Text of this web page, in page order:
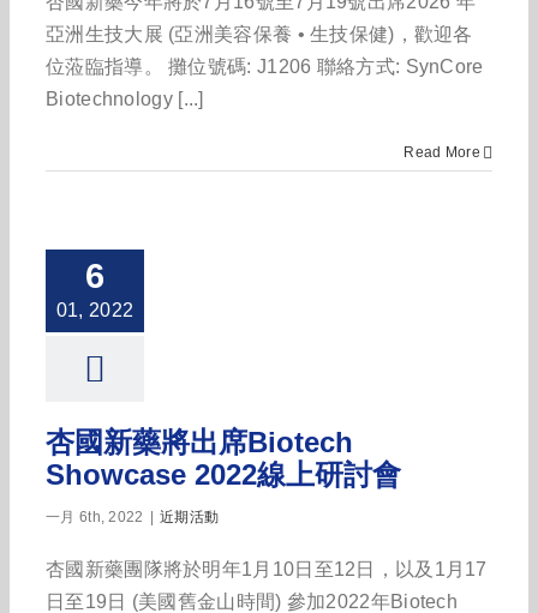
亞洲生技大展 (亞洲美容保養 • 生技保健)，歡迎各
位蒞臨指導。 攤位號碼: J1206 聯絡方式: SynCore
Biotechnology [...]
Read More
6
01, 2022
杏國新藥將出席Biotech
Showcase 2022線上研討會
一月 6th, 2022 | 近期活動
杏國新藥團隊將於明年1月10日至12日，以及1月17
日至19日 (美國舊金山時間) 參加2022年Biotech